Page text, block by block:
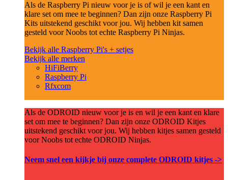
Als de Raspberry Pi nieuw voor je is of wil je een kant en
klare set om mee te beginnen? Dan zijn onze Raspberry Pi
Kits uitstekend geschikt voor jou. Wij hebben kit samen
gesteld voor Noobs tot echte Raspberry Pi Ninjas.
Bekijk alle Raspberry Pi's + setjes
Bekijk alle merken
HiFiBerry
Raspberry Pi
Rfxcom
Als de ODROID nieuw voor je is en wil je een kant en klare
set om mee te beginnen? Dan zijn onze ODROID Kitjes
uitstekend geschikt voor jou. Wij hebben kitjes samen gesteld
voor Noobs tot echte ODROID Ninjas.
Neem snel een kijkje bij onze complete ODROID kitjes ->